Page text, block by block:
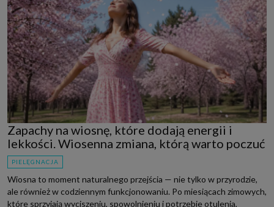
Zapachy na wiosnę, które dodają energii i
lekkości. Wiosenna zmiana, którą warto poczuć
PIELĘGNACJA
Wiosna to moment naturalnego przejścia — nie tylko w przyrodzie,
ale również w codziennym funkcjonowaniu. Po miesiącach zimowych,
które sprzyjają wyciszeniu, spowolnieniu i potrzebie otulenia,